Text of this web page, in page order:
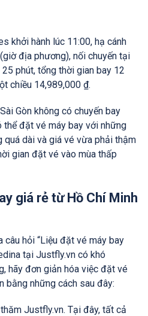
khởi hành lúc 11:00, hạ cánh
địa phương), nối chuyến tại
phút, tổng thời gian bay 12
chiều 14,989,000 ₫.
Gòn không có chuyến bay
thể đặt vé máy bay với những
quá dài và giá vé vừa phải thậm
gian đặt vé vào mùa thấp
giá rẻ từ Hồ Chí Minh
câu hỏi “Liệu đặt vé máy bay
tại Justfly.vn có khó
hãy đơn giản hóa việc đặt vé
bằng những cách sau đây:
Justfly.vn. Tại đây, tất cả